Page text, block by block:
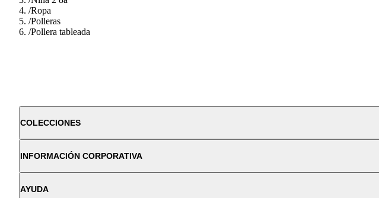
/Ropa
/Polleras
/Pollera tableada
COLECCIONES
INFORMACIÓN CORPORATIVA
AYUDA